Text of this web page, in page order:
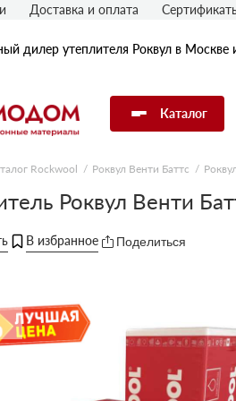
дилер утеплителя Роквул в Москве
Каталог
Утеплитель Rockwool
Утеплитель Технониколь
Утеплитель Knauf
Доставка и оплата
Rockwool Роквул Венти Баттс
Роквул Венти
Поделиться